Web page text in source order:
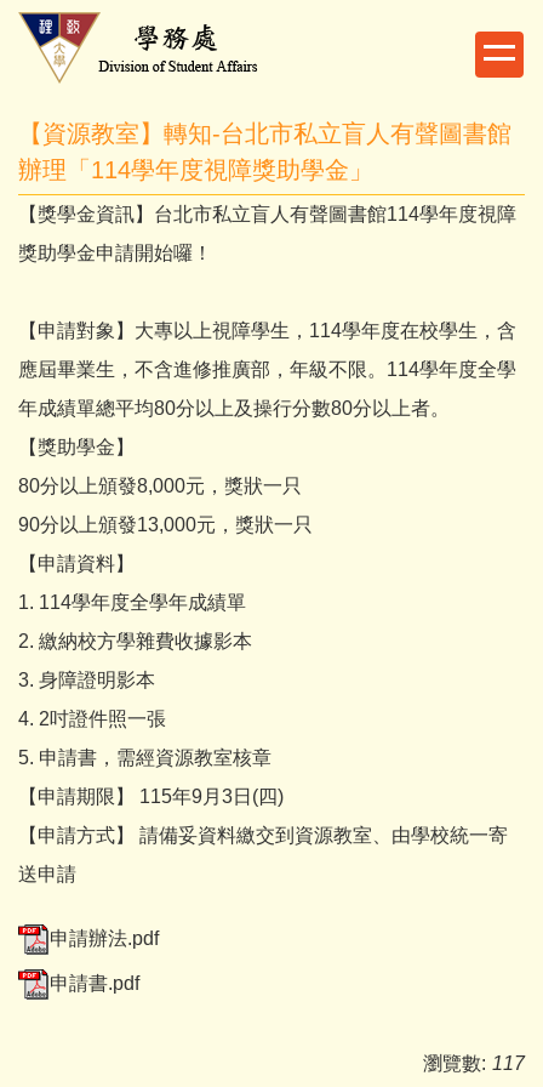
跳
容
區
【資源教室】轉知-台北市私立盲人有聲圖書館
辦理「114學年度視障獎助學金」
【獎學金資訊】台北市私立盲人有聲圖書館114學年度視障
獎助學金申請開始囉！
【申請對象】大專以上視障學生，114學年度在校學生，含
應屆畢業生，不含進修推廣部，年級不限。114學年度全學
年成績單總平均80分以上及操行分數80分以上者。
【獎助學金】
80分以上頒發8,000元，獎狀一只
90分以上頒發13,000元，獎狀一只
【申請資料】
1. 114學年度全學年成績單
2. 繳納校方學雜費收據影本
3. 身障證明影本
4. 2吋證件照一張
5. 申請書，需經資源教室核章
【申請期限】 115年9月3日(四)
【申請方式】 請備妥資料繳交到資源教室、由學校統一寄
送申請
申請辦法.pdf
申請書.pdf
瀏覽數: 117